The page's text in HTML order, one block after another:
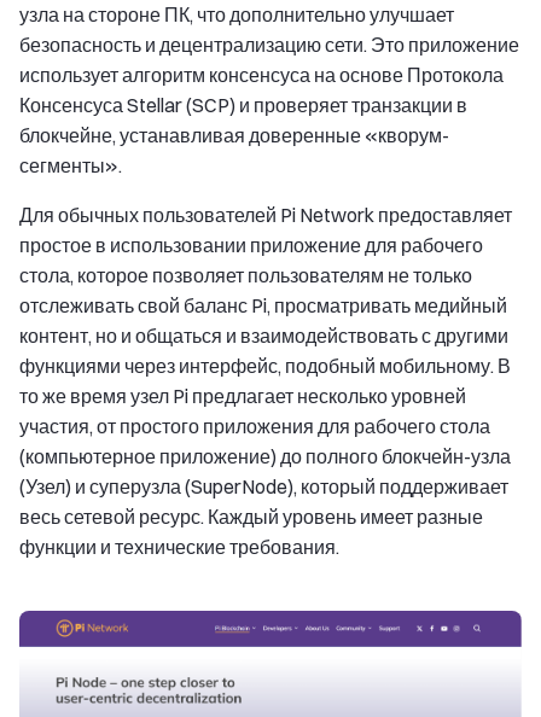
узла на стороне ПК, что дополнительно улучшает
безопасность и децентрализацию сети. Это приложение
использует алгоритм консенсуса на основе Протокола
Консенсуса Stellar (SCP) и проверяет транзакции в
блокчейне, устанавливая доверенные «кворум-
сегменты».
Для обычных пользователей Pi Network предоставляет
простое в использовании приложение для рабочего
стола, которое позволяет пользователям не только
отслеживать свой баланс Pi, просматривать медийный
контент, но и общаться и взаимодействовать с другими
функциями через интерфейс, подобный мобильному. В
то же время узел Pi предлагает несколько уровней
участия, от простого приложения для рабочего стола
(компьютерное приложение) до полного блокчейн-узла
(Узел) и суперузла (SuperNode), который поддерживает
весь сетевой ресурс. Каждый уровень имеет разные
функции и технические требования.